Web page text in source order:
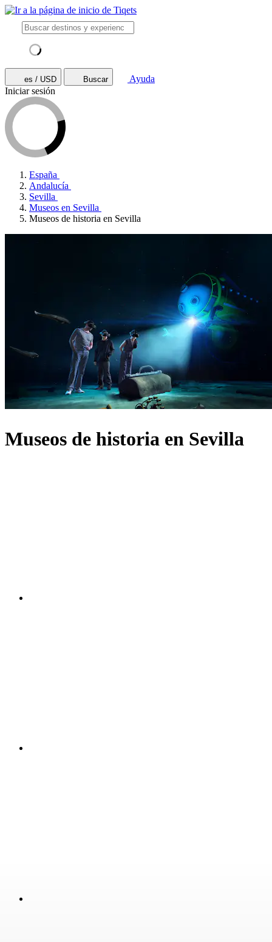
es / USD Buscar
Ayuda
Iniciar sesión
España
Andalucía
Sevilla
Museos en Sevilla
Museos de historia en Sevilla
Museos de historia en Sevilla